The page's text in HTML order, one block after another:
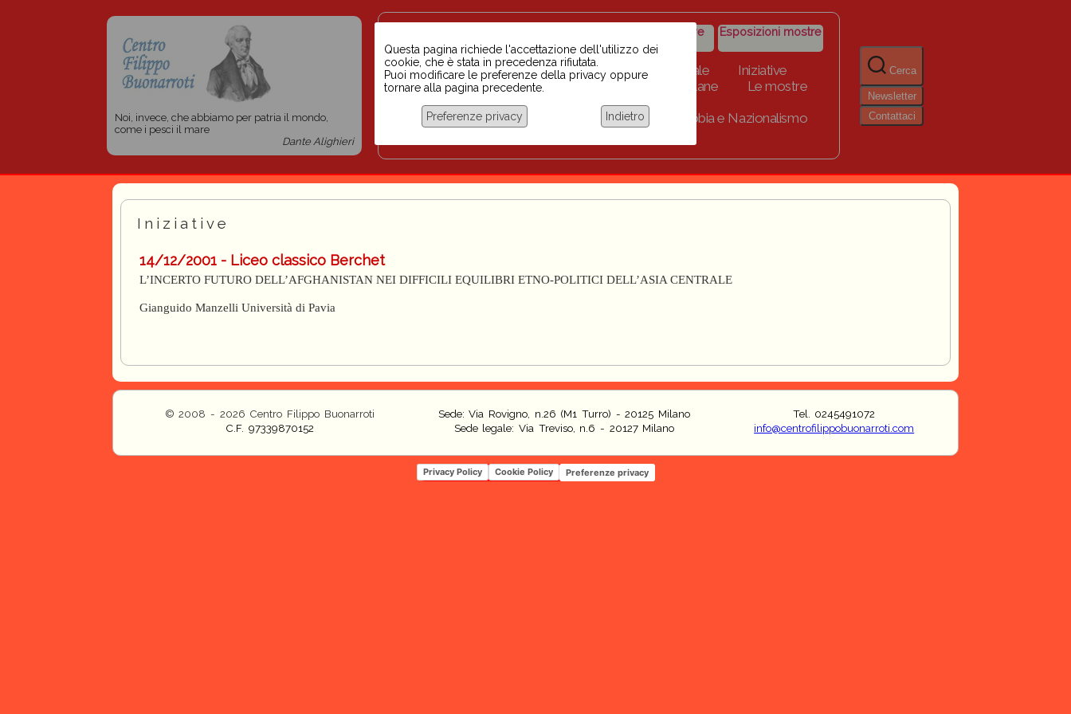
Noi, invece, che abbiamo per patria il mondo,
come i pesci il mare
Dante Alighieri
razzismo
iniziative
Storico iniziative Esposizioni mostre
Home Scuola BINARI Biblioteca digitale
Iniziative
Progetti per le scuole 2023-2024
Link Collane
Le mostre
Chi siamo
Coordinamento Docenti contro Razzismo, Xenofobia e Nazionalismo
Cerca
Newsletter
Contattaci
Questa pagina richiede l'accettazione dell'utilizzo dei
cookie, che è stata in precedenza rifiutata.
Puoi modificare le preferenze della privacy oppure
tornare alla pagina precedente.
Preferenze privacy Indietro
Iniziative
14/12/2001 - Liceo classico Berchet
L’INCERTO FUTURO DELL’AFGHANISTAN NEI DIFFICILI EQUILIBRI ETNO-POLITICI DELL’ASIA CENTRALE
Gianguido Manzelli Università di Pavia
© 2008 - 2026 Centro Filippo Buonarroti
C.F. 97339870152
Sede: Via Rovigno, n.26 (M1 Turro) - 20125 Milano
Sede legale: Via Treviso, n.6 - 20127 Milano
Tel. 0245491072
info@centrofilippobuonarroti.com
Privacy Policy Cookie Policy Preferenze privacy